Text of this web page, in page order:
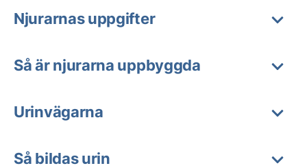
Njurarnas uppgifter
Så är njurarna uppbyggda
Urinvägarna
Så bildas urin